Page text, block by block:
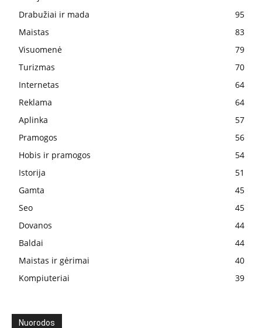
Drabužiai ir mada
95
Maistas
83
Visuomenė
79
Turizmas
70
Internetas
64
Reklama
64
Aplinka
57
Pramogos
56
Hobis ir pramogos
54
Istorija
51
Gamta
45
Seo
45
Dovanos
44
Baldai
44
Maistas ir gėrimai
40
Kompiuteriai
39
Nuorodos